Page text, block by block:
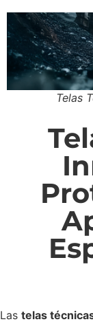
Telas
Las telas